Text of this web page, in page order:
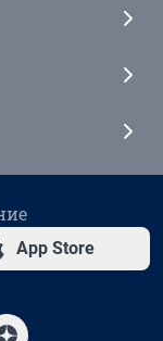
App Store